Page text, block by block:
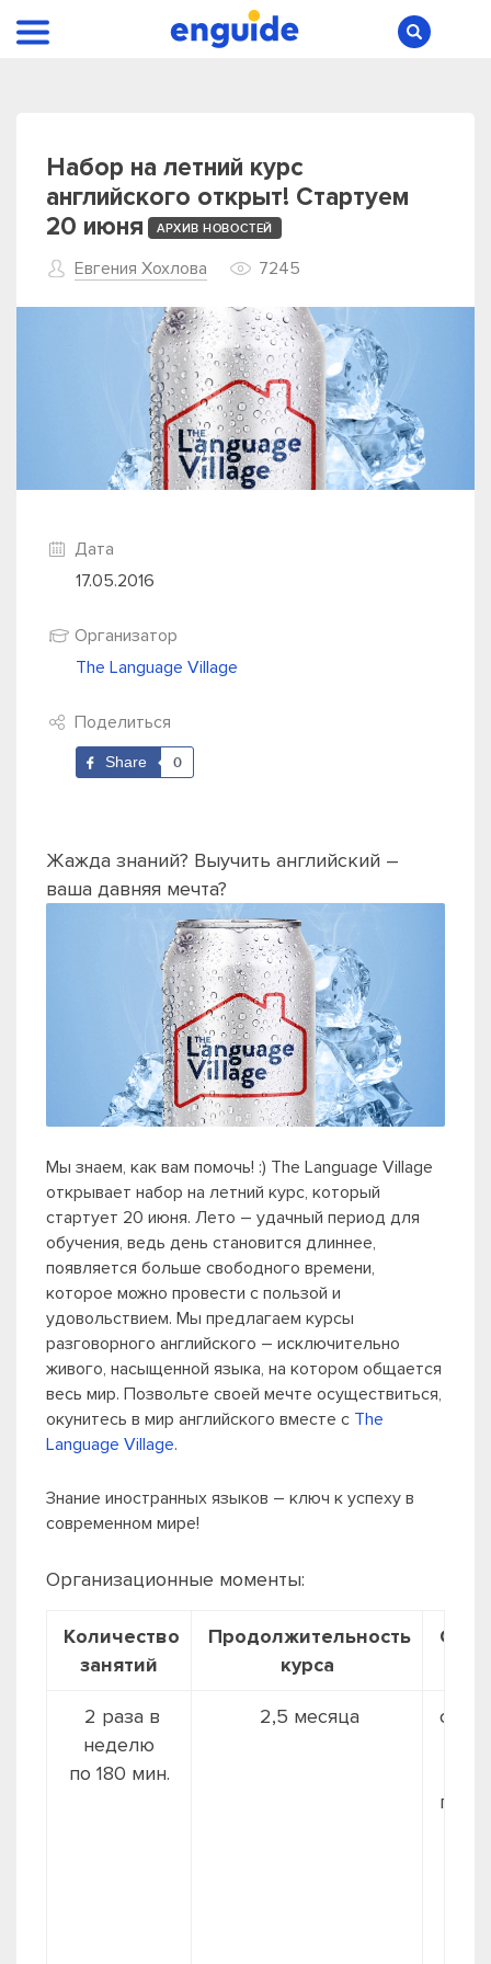
Набор на летний курс
английского открыт! Стартуем
20 июня
АРХИВ НОВОСТЕЙ
Евгения Хохлова 7245
Дата
17.05.2016
Организатор
The Language Village
Поделиться
Share 0
Жажда знаний? Выучить английский –
ваша давняя мечта?
Мы знаем, как вам помочь! :) The Language Village
открывает набор на летний курс, который
стартует 20 июня. Лето – удачный период для
обучения, ведь день становится длиннее,
появляется больше свободного времени,
которое можно провести с пользой и
удовольствием. Мы предлагаем курсы
разговорного английского – исключительно
живого, насыщенной языка, на котором общается
весь мир. Позвольте своей мечте осуществиться,
окунитесь в мир английского вместе с The
Language Village.
Знание иностранных языков – ключ к успеху в
современном мире!
Организационные моменты:
Количество
занятий
Продолжительность
курса
2 раза в
неделю
по 180 мин.
2,5 месяца